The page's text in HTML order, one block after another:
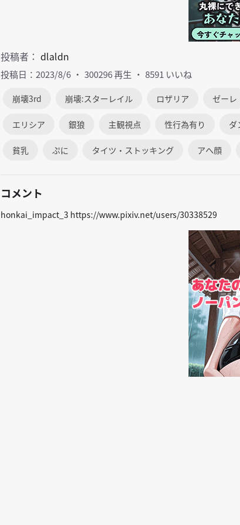
投稿者： dlaldn
投稿日：2023/8/6 300296 再生 8591 いいね
崩壊3rd 崩壊:スターレイル ロザリア ゼーレ
エリシア 銀狼 主観視点 性行為有り ダ
貧乳 ぷに タイツ・ストッキング アヘ顔
コメント
honkai_impact_3 https://www.pixiv.net/users/30338529